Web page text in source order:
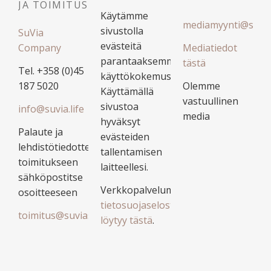
JA TOIMITUS
SuVia
Company
Tel. +358 (0)45
187 5020
info@suvia.life
Palaute ja
lehdistötiedotteet
toimitukseen
sähköpostitse
osoitteeseen
toimitus@suviastories.fi
Käytämme
sivustolla
evästeitä
parantaaksemme
käyttökokemustasi.
Käyttämällä
sivustoa
hyväksyt
evästeiden
tallentamisen
laitteellesi.
Verkkopalvelumme
tietosuojaseloste
löytyy tästä.
Mediatiedot
tästä
Olemme
vastuullinen
media